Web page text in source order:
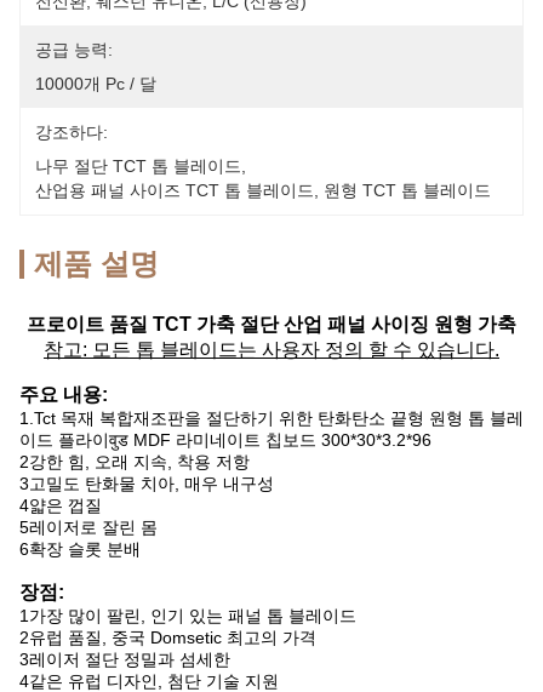
공급 능력:
10000개 Pc / 달
강조하다:
나무 절단 TCT 톱 블레이드
산업용 패널 사이즈 TCT 톱 블레이드
원형 TCT 톱 블레이드
제품 설명
프로이트 품질 TCT 가축 절단 산업 패널 사이징 원형 가축
참고: 모든 톱 블레이드는 사용자 정의 할 수 있습니다.
주요 내용:
1.Tct 목재 복합재조판을 절단하기 위한 탄화탄소 끝형 원형 톱 블레
이드 플라이वुड MDF 라미네이트 칩보드 300*30*3.2*96
2강한 힘, 오래 지속, 착용 저항
3고밀도 탄화물 치아, 매우 내구성
4얇은 껍질
5레이저로 잘린 몸
6확장 슬롯 분배
장점:
1가장 많이 팔린, 인기 있는 패널 톱 블레이드
2유럽 품질, 중국 Domsetic 최고의 가격
3레이저 절단 정밀과 섬세한
4같은 유럽 디자인, 첨단 기술 지원